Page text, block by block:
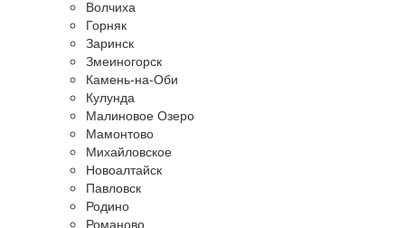
Волчиха
Горняк
Заринск
Змеиногорск
Камень-на-Оби
Кулунда
Малиновое Озеро
Мамонтово
Михайловское
Новоалтайск
Павловск
Родино
Романово